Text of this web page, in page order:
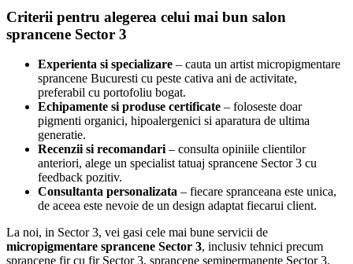
Criterii pentru alegerea celui mai bun salon
sprancene Sector 3
Experienta si specializare – cauta un artist micropigmentare
sprancene Bucuresti cu peste cativa ani de activitate,
preferabil cu portofoliu bogat.
Echipamente si produse certificate – foloseste doar
pigmenti organici, hipoalergenici si aparatura de ultima
generatie.
Recenzii si recomandari – consulta opiniile clientilor
anteriori, alege un specialist tatuaj sprancene Sector 3 cu
feedback pozitiv.
Consultanta personalizata – fiecare spranceana este unica,
de aceea este nevoie de un design adaptat fiecarui client.
La noi, in Sector 3, vei gasi cele mai bune servicii de
micropigmentare sprancene Sector 3, inclusiv tehnici precum
sprancene fir cu fir Sector 3, sprancene semipermanente Sector 3,